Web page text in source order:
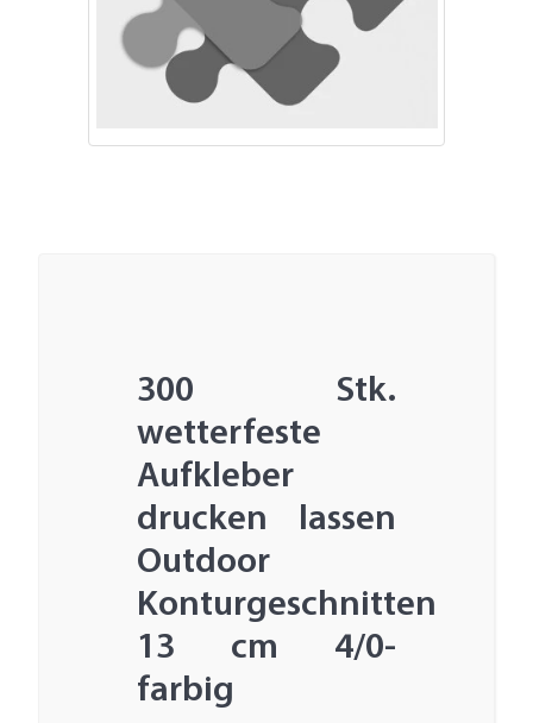
300 Stk.
wetterfeste
Aufkleber
drucken lassen
Outdoor
Konturgeschnitten
13 cm 4/0-
farbig